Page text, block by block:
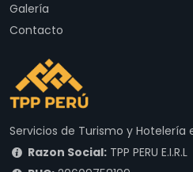
Galería
Contacto
Servicios de Turismo y
Razon Social:TPP PERU E.I.R.L